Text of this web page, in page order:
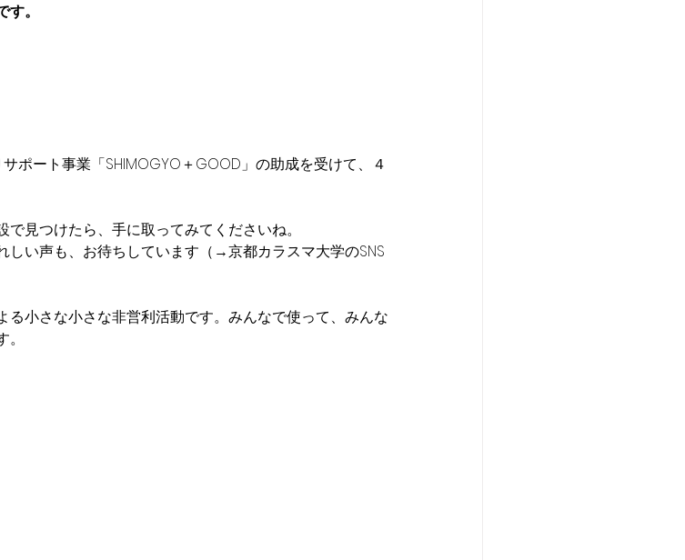
。
ポート事業「SHIMOGYO＋GOOD」の助成を受けて、４
見つけたら、手に取ってみてくださいね。
しい声も、お待ちしています（→京都カラスマ大学のSNS
小さな小さな非営利活動です。みんなで使って、みんな